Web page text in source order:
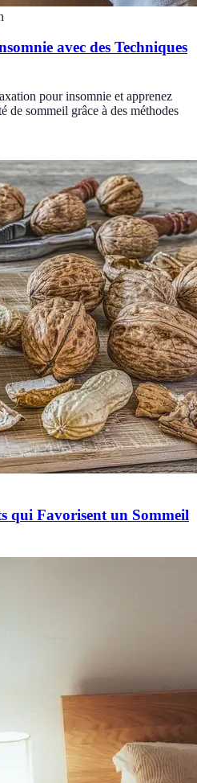
avec des Techniques
pour insomnie et apprenez
de sommeil grâce à des méthodes
qui Favorisent un Sommeil